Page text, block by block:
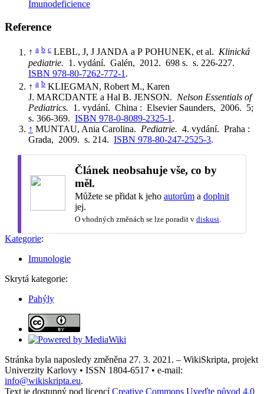
Imunodeficience
Reference
↑ a b c LEBL, J, J JANDA a P POHUNEK, et al. Klinická
pediatrie. 1. vydání. Galén, 2012. 698 s. s. 226-227.
ISBN 978-80-7262-772-1 .
↑ a b KLIEGMAN, Robert M., Karen
J. MARCDANTE a Hal B. JENSON. Nelson Essentials of
Pediatrics. 1. vydání. China : Elsevier Saunders, 2006. 5;
s. 366-369. ISBN 978-0-8089-2325-1 .
↑ MUNTAU, Ania Carolina. Pediatrie. 4. vydání. Praha :
Grada, 2009. s. 214. ISBN 978-80-247-2525-3.
Článek neobsahuje vše, co by
měl.
Můžete se přidat k jeho autorům a doplnit
jej.
O vhodných změnách se lze poradit v diskusi.
Kategorie:
Imunologie
Skrytá kategorie:
Pahýly
Stránka byla naposledy změněna 27. 3. 2021. – WikiSkripta, projekt
Univerzity Karlovy • ISSN 1804-6517 • e-mail:
info@wikiskripta.eu.
Text je dostupný pod licencíCreative Commons Uveďte původ 4.0